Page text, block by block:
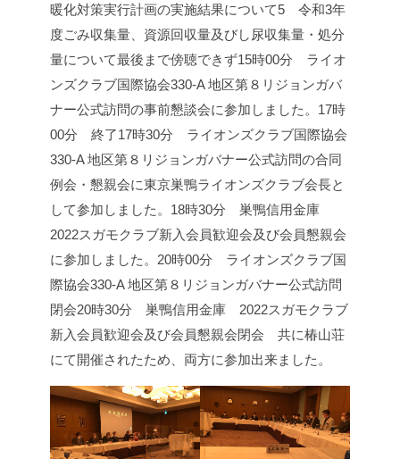
暖化対策実行計画の実施結果について5 令和3年
度ごみ収集量、資源回収量及びし尿収集量・処分
量について最後まで傍聴できず15時00分 ライオ
ンズクラブ国際協会330-A 地区第８リジョンガバ
ナー公式訪問の事前懇談会に参加しました。 17時
00分 終了17時30分 ライオンズクラブ国際協会
330-A 地区第８リジョンガバナー公式訪問の合同
例会・懇親会に東京巣鴨ライオンズクラブ会長と
して参加しました。 18時30分 巣鴨信用金庫
2022スガモクラブ新入会員歓迎会及び会員懇親会
に参加しました。 20時00分 ライオンズクラブ国
際協会330-A 地区第８リジョンガバナー公式訪問
閉会20時30分 巣鴨信用金庫 2022スガモクラブ
新入会員歓迎会及び会員懇親会閉会 共に椿山荘
にて開催されたため、両方に参加出来ました。